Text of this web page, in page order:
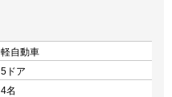
軽自動車
5ドア
4名